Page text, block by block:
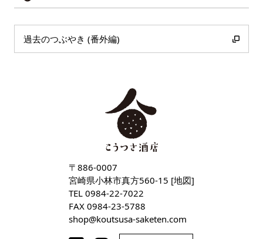
過去のつぶやき (番外編)
〒886-0007
宮崎県小林市真方560-15 [地図]
TEL 0984-22-7022
FAX 0984-23-5788
shop
koutsusa-saketen com